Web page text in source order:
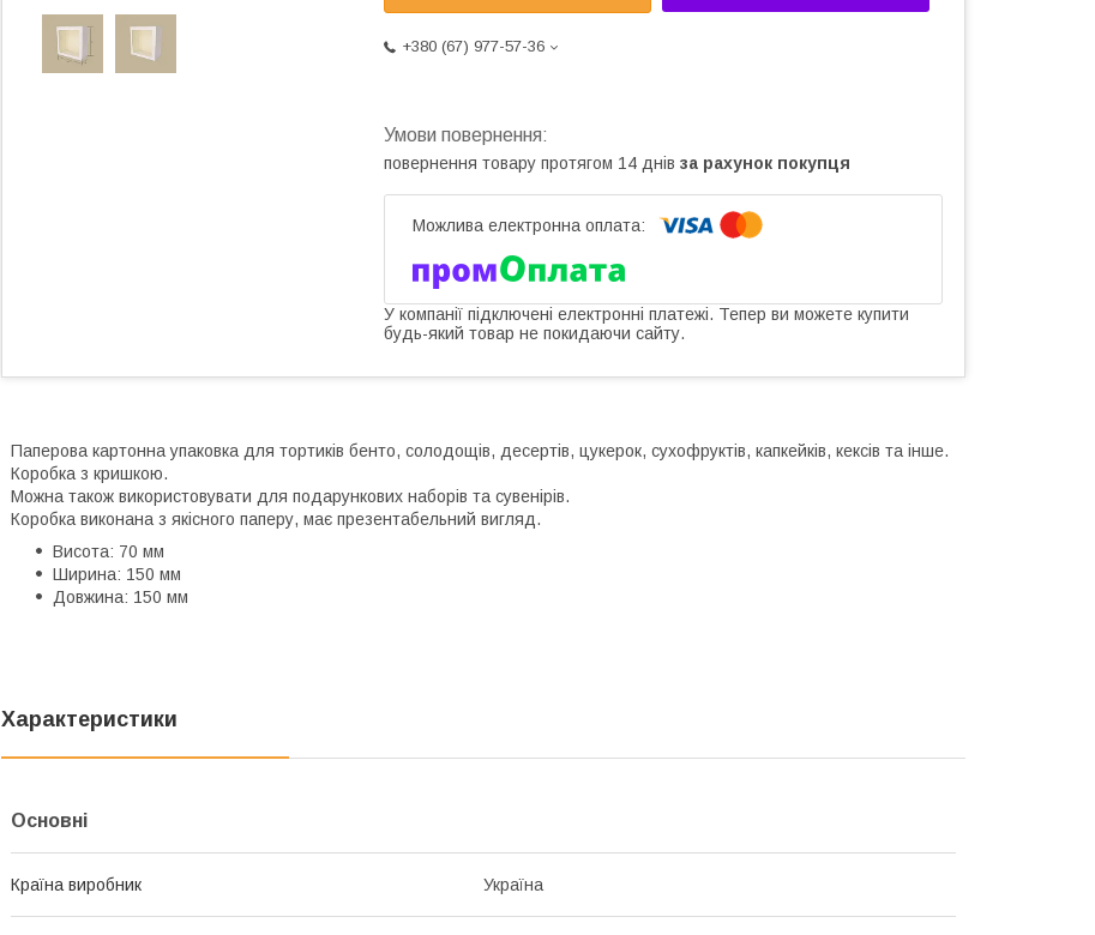
+380 (67) 977-57-36
повернення товару протягом 14 днів за рахунок покупця
У компанії підключені електронні платежі. Тепер ви можете купити
будь-який товар не покидаючи сайту.
Паперова картонна упаковка для тортиків бенто, солодощів, десертів, цукерок, сухофруктів, капкейків, кексів та інше.
Коробка з кришкою.
Можна також використовувати для подарункових наборів та сувенірів.
Коробка виконана з якісного паперу, має презентабельний вигляд.
Висота: 70 мм
Ширина: 150 мм
Довжина: 150 мм
Характеристики
Основні
Країна виробник Україна